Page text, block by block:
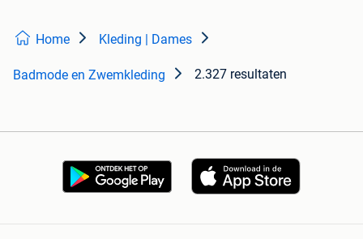
Home Kleding | Dames
Badmode en Zwemkleding 2.327 resultaten